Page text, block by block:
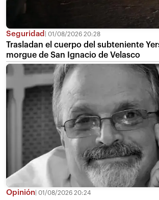
Seguridad 01/08/2026 20:28
Trasladan el cuerpo del subteniente
morgue de San Ignacio de Velasco
Opinión 01/08/2026 20:24